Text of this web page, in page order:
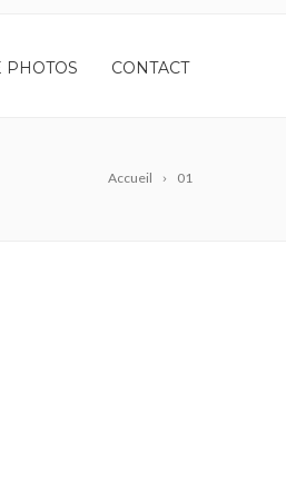
PHOTOS CONTACT
Accueil 01